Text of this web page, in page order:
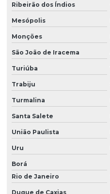
Ribeirão dos Índios
Mesópolis
Monções
São João de Iracema
Turiúba
Trabiju
Turmalina
Santa Salete
União Paulista
Uru
Borá
Rio de Janeiro
Duque de Caxias